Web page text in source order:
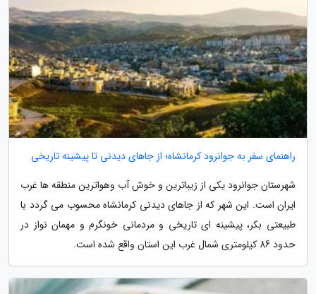
راهنمای سفر به جوانرود کرمانشاه؛ از جاهای دیدنی تا پیشینه تاریخی
شهرستان جوانرود یکی از زیباترین و خوش آب وهواترین منطقه ها غرب
ایران است. این شهر که از جاهای دیدنی کرمانشاه محسوب می گردد با
طبیعتی بکر، پیشینه ای تاریخی و مردمانی خونگرم و مهمان نواز در
حدود 86 کیلومتری شمال غرب این استان واقع شده است.